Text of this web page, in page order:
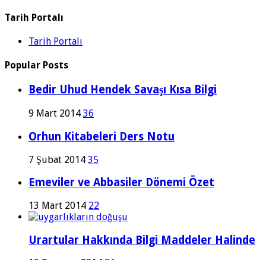
Tarih Portalı
Tarih Portalı
Popular Posts
Bedir Uhud Hendek Savaşı Kısa Bilgi
9 Mart 2014 36
Orhun Kitabeleri Ders Notu
7 Şubat 2014 35
Emeviler ve Abbasiler Dönemi Özet
13 Mart 2014 22
Urartular Hakkında Bilgi Maddeler Halinde